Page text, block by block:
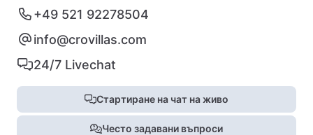
+49 521 92278504
info@crovillas.com
24/7 Livechat
Стартиране на чат на живо
Често задавани въпроси